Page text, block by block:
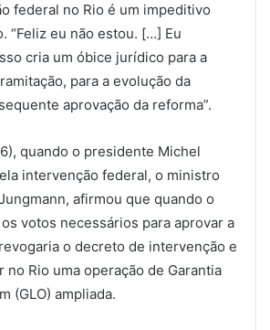
federal no Rio é um impeditivo
“Feliz eu não estou. […] Eu
cria um óbice jurídico para a
para a evolução da
aprovação da reforma”.
quando o presidente Michel
intervenção federal, o ministro
afirmou que quando o
votos necessários para aprovar a
o decreto de intervenção e
no Rio uma operação de Garantia
(GLO) ampliada.